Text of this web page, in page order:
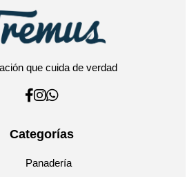
que cuida de verdad
Categorías
Panadería